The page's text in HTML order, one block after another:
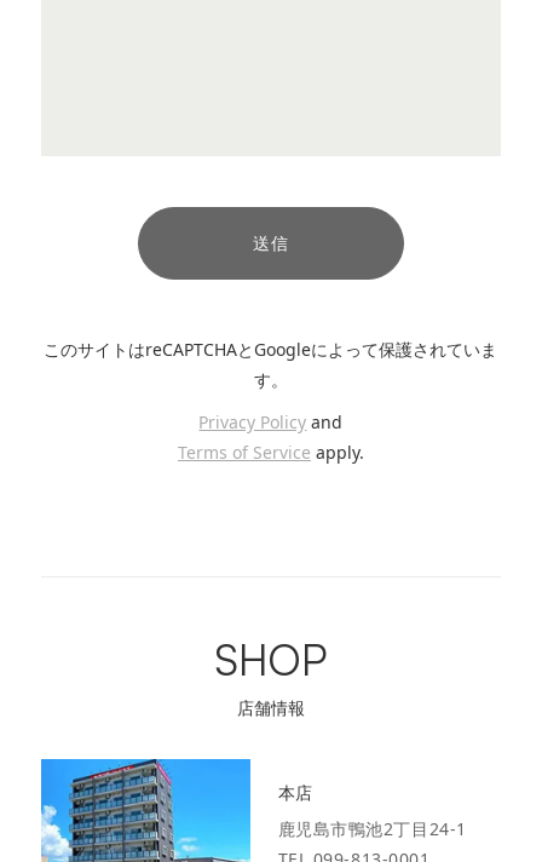
このサイトはreCAPTCHAとGoogleによって保護されていま
す。
Privacy Policy and
Terms of Service apply.
SHOP
店舗情報
本店
鹿児島市鴨池2丁目24-1